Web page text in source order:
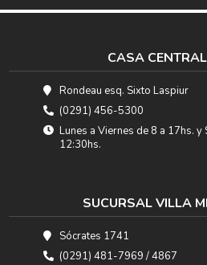
CASA CENTRAL
Rondeau esq. Sixto Laspiur
(0291) 456-5300
Lunes a Viernes de 8 a 17hs. y
12:30hs.
SUCURSAL VILLA
Sócrates 1741
(0291) 481-7969 / 4867